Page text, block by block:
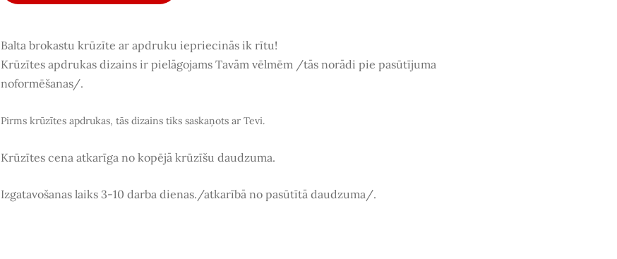
Balta brokastu krūzīte ar apdruku iepriecinās ik rītu!
Krūzītes apdrukas dizains ir pielāgojams Tavām vēlmēm /tās norādi pie pasūtījuma
noformēšanas/.
Pirms krūzītes apdrukas, tās dizains tiks saskaņots ar Tevi.
Krūzītes cena atkarīga no kopējā krūzīšu daudzuma.
Izgatavošanas laiks 3-10 darba dienas./atkarībā no pasūtītā daudzuma/.